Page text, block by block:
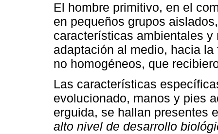
El hombre primitivo, en el
en pequeños grupos
características ambientales
adaptación al medio, hacia
no homogéneos, que
Las características
evolucionado, manos y pies
erguida, se hallan presentes
alto nivel de desarrollo